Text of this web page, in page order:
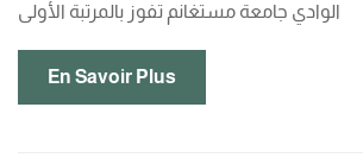
الوادي جامعة مستغانم تفوز بالمرتبة الأولى
En Savoir Plus